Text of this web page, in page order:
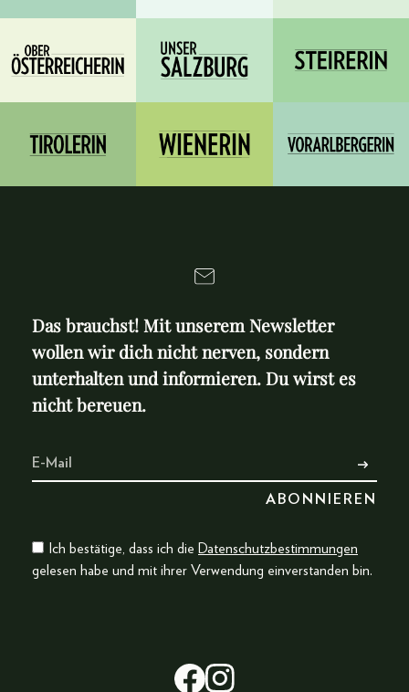
Das brauchst! Mit unserem Newsletter
wollen wir dich nicht nerven, sondern
unterhalten und informieren. Du wirst es
nicht bereuen.
Ich bestätige, dass ich die Datenschutzbestimmungen
gelesen habe und mit ihrer Verwendung einverstanden bin.